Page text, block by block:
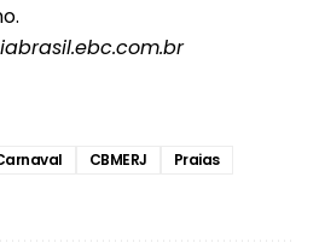
CBMERJ
Praias